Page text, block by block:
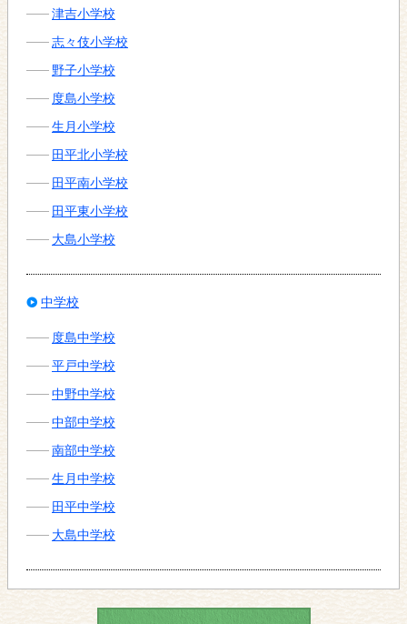
津吉小学校
志々伎小学校
野子小学校
度島小学校
生月小学校
田平北小学校
田平南小学校
田平東小学校
大島小学校
中学校
度島中学校
平戸中学校
中野中学校
中部中学校
南部中学校
生月中学校
田平中学校
大島中学校